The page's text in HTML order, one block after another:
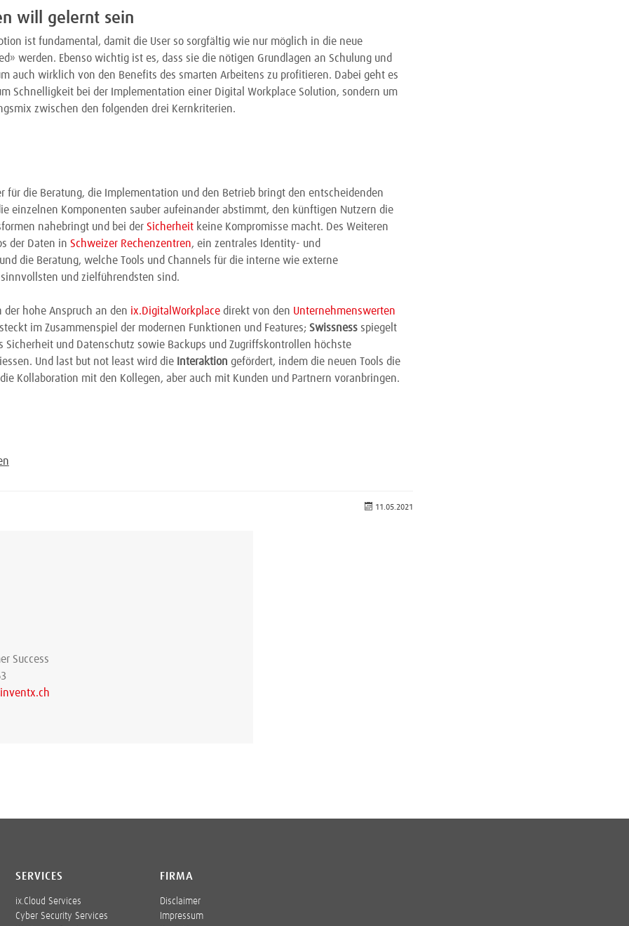
will gelernt sein
ist fundamental, damit die User so sorgfältig wie nur möglich in die neue
werden. Ebenso wichtig ist es, dass sie die nötigen Grundlagen an Schulung und
auch wirklich von den Benefits des smarten Arbeitens zu profitieren. Dabei geht es
Schnelligkeit bei der Implementation einer Digital Workplace Solution, sondern um
zwischen den folgenden drei Kernkriterien.
für die Beratung, die Implementation und den Betrieb bringt den entscheidenden
einzelnen Komponenten sauber aufeinander abstimmt, den künftigen Nutzern die
nahebringt und bei der Sicherheitkeine Kompromisse macht. Des Weiteren
der Daten in Schweizer Rechenzentren, ein zentrales Identity- und
die Beratung, welche Tools und Channels für die interne wie externe
und zielführendsten sind.
hohe Anspruch an den ix.DigitalWorkplacedirekt von den Unternehmenswerten
steckt im Zusammenspiel der modernen Funktionen und Features; Swissnessspiegelt
Sicherheit und Datenschutz sowie Backups und Zugriffskontrollen höchste
Und last but not least wird die Interaktion gefördert, indem die neuen Tools die
Kollaboration mit den Kollegen, aber auch mit Kunden und Partnern voranbringen.
11.05.2021
Success
SERVICES
ix.Cloud Services
Cyber Security Services
FIRMA
Disclaimer
Impressum